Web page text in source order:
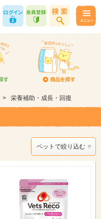
> 栄養補助・成長・回復
ペットで絞り込む